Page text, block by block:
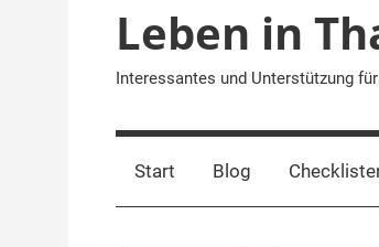
Leben in
Interessantes und Unterstützung
Start Blog